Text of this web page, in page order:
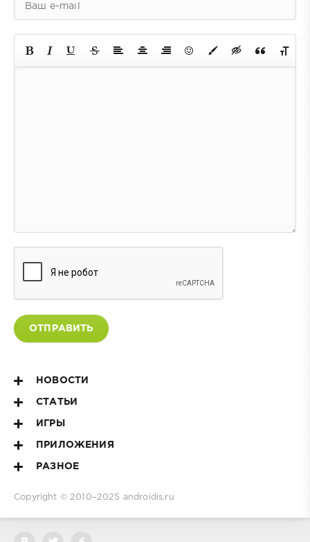
ОТПРАВИТЬ
НОВОСТИ
СТАТЬИ
ИГРЫ
ПРИЛОЖЕНИЯ
РАЗНОЕ
Copyright © 2010–2025 androidis.ru